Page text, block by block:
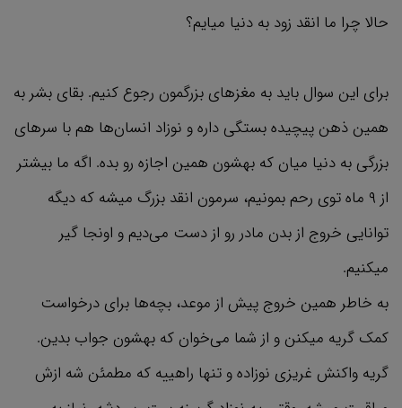
حالا چرا ما انقد زود به دنیا میایم؟
برای این سوال باید به مغزهای بزرگمون رجوع کنیم. بقای بشر به
همین ذهن پیچیده بستگی داره و نوزاد انسان‌ها هم با سرهای
بزرگی به دنیا میان که بهشون همین اجازه رو بده. اگه ما بیشتر
از ۹ ماه توی رحم بمونیم، سرمون انقد بزرگ میشه که دیگه
توانایی خروج از بدن مادر رو از دست می‌دیم و اونجا گیر
میکنیم.
به خاطر همین خروج پیش از موعد، بچه‌ها برای درخواست
کمک گریه میکنن و از شما می‌خوان که بهشون جواب بدین.
گریه واکنش غریزی نوزاده و تنها راهییه که مطمئن شه ازش